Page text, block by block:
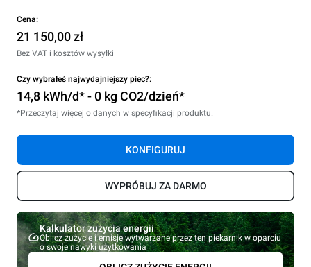
Cena:
21 150,00 zł
Bez VAT i kosztów wysyłki
Czy wybrałeś najwydajniejszy piec?:
14,8 kWh/d* - 0 kg CO2/dzień*
*Przeczytaj więcej o danych w specyfikacji produktu.
KONFIGURUJ
WYPRÓBUJ ZA DARMO
Kalkulator zużycia energii
Oblicz zużycie i emisje wytwarzane przez ten piekarnik w oparciu
o swoje nawyki użytkowania